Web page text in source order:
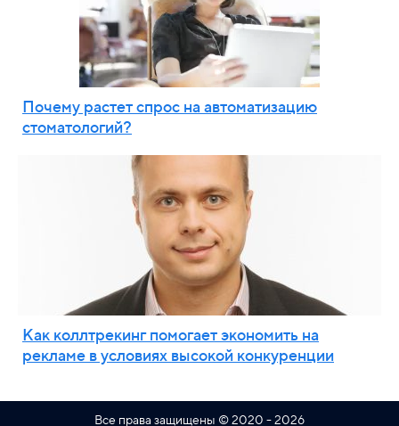
Почему растет спрос на автоматизацию
стоматологий?
Как коллтрекинг помогает экономить на
рекламе в условиях высокой конкуренции
Все права защищены © 2020 - 2026